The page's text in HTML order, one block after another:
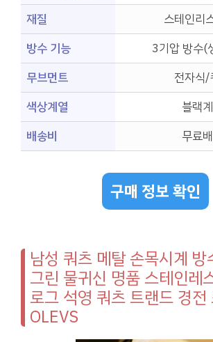
재질
스테인리
방수 기능
3기압 방수(
무브먼트
전자식
색상계열
블랙
배송비
무료
구매 정보 확인
남성 쿼츠 메탈 손목시계
그린 물귀신 명품 스테인레
로그 석영 쿼츠 트랜드 경전
OLEVS